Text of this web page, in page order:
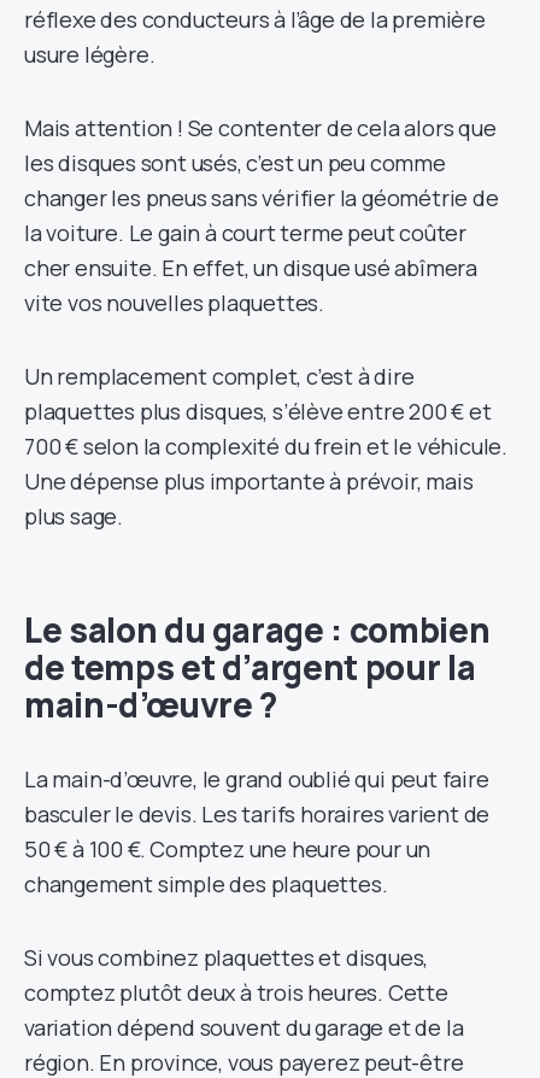
réflexe des conducteurs à l’âge de la première
usure légère.
Mais attention ! Se contenter de cela alors que
les disques sont usés, c’est un peu comme
changer les pneus sans vérifier la géométrie de
la voiture. Le gain à court terme peut coûter
cher ensuite. En effet, un disque usé abîmera
vite vos nouvelles plaquettes.
Un remplacement complet, c’est à dire
plaquettes plus disques, s’élève entre 200 € et
700 € selon la complexité du frein et le véhicule.
Une dépense plus importante à prévoir, mais
plus sage.
Le salon du garage : combien
de temps et d’argent pour la
main-d’œuvre ?
La main-d’œuvre, le grand oublié qui peut faire
basculer le devis. Les tarifs horaires varient de
50 € à 100 €. Comptez une heure pour un
changement simple des plaquettes.
Si vous combinez plaquettes et disques,
comptez plutôt deux à trois heures. Cette
variation dépend souvent du garage et de la
région. En province, vous payerez peut-être